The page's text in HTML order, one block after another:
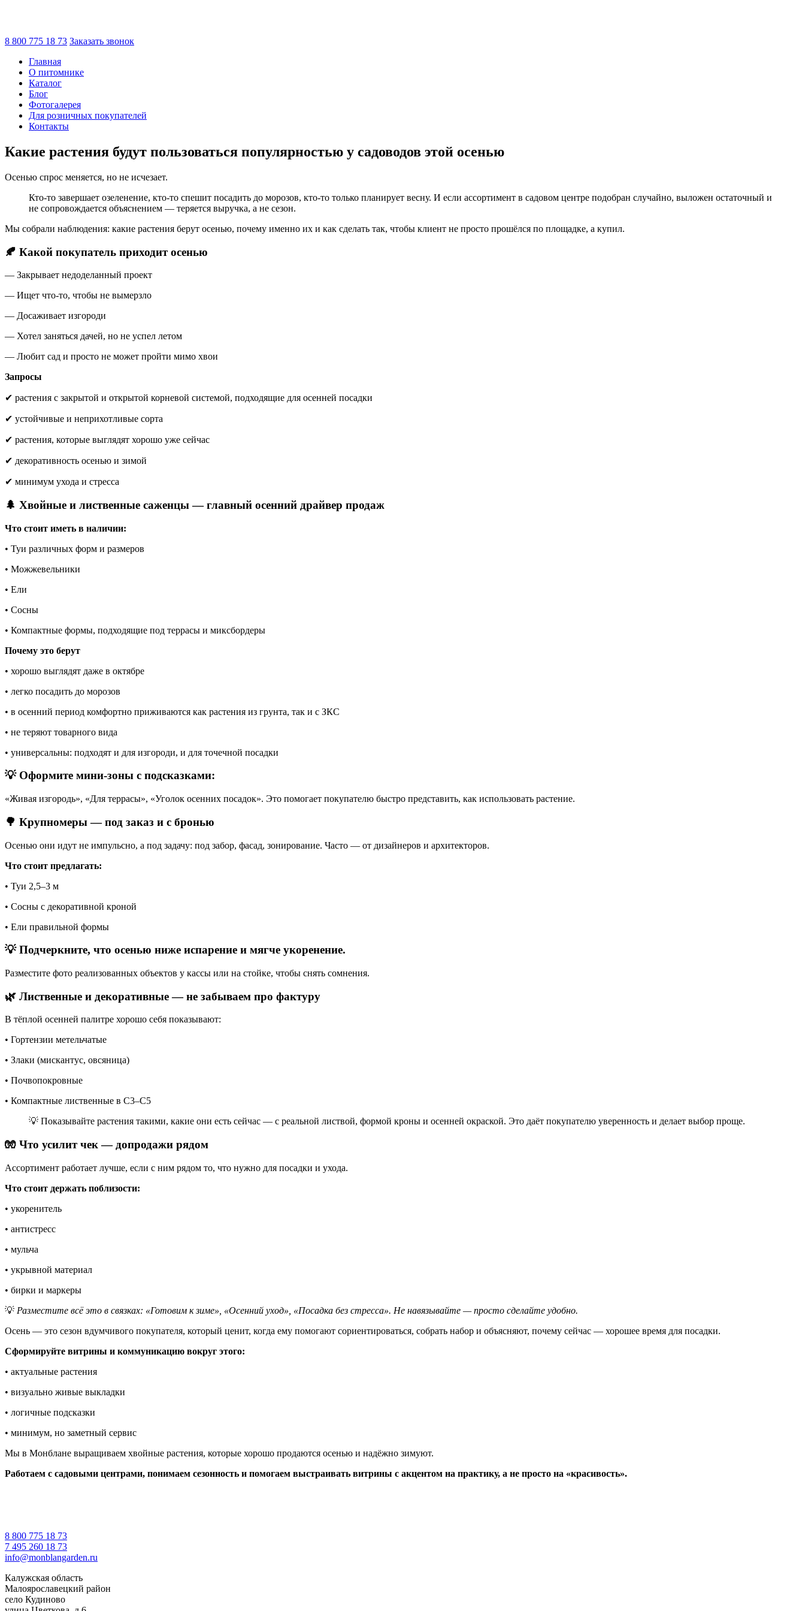
8 800 775 18 73 Заказать звонок
Главная
О питомнике
Каталог
Блог
Фотогалерея
Для розничных покупателей
Контакты
Какие растения будут пользоваться популярностью у садоводов этой осенью
Осенью спрос меняется, но не исчезает.
Кто-то завершает озеленение, кто-то спешит посадить до морозов, кто-то только планирует весну. И если ассортимент в садовом центре подобран случайно, выложен остаточный и
не сопровождается объяснением — теряется выручка, а не сезон.
Мы собрали наблюдения: какие растения берут осенью, почему именно их и как сделать так, чтобы клиент не просто прошёлся по площадке, а купил.
🍂 Какой покупатель приходит осенью
— Закрывает недоделанный проект
— Ищет что-то, чтобы не вымерзло
— Досаживает изгороди
— Хотел заняться дачей, но не успел летом
— Любит сад и просто не может пройти мимо хвои
Запросы
✔ растения с закрытой и открытой корневой системой, подходящие для осенней посадки
✔ устойчивые и неприхотливые сорта
✔ растения, которые выглядят хорошо уже сейчас
✔ декоративность осенью и зимой
✔ минимум ухода и стресса
🌲 Хвойные и лиственные саженцы — главный осенний драйвер продаж
Что стоит иметь в наличии:
• Туи различных форм и размеров
• Можжевельники
• Ели
• Сосны
• Компактные формы, подходящие под террасы и миксбордеры
Почему это берут
• хорошо выглядят даже в октябре
• легко посадить до морозов
• в осенний период комфортно приживаются как растения из грунта, так и с ЗКС
• не теряют товарного вида
• универсальны: подходят и для изгороди, и для точечной посадки
💡 Оформите мини-зоны с подсказками:
«Живая изгородь», «Для террасы», «Уголок осенних посадок». Это помогает покупателю быстро представить, как использовать растение.
🌳 Крупномеры — под заказ и с бронью
Осенью они идут не импульсно, а под задачу: под забор, фасад, зонирование. Часто — от дизайнеров и архитекторов.
Что стоит предлагать:
• Туи 2,5–3 м
• Сосны с декоративной кроной
• Ели правильной формы
💡 Подчеркните, что осенью ниже испарение и мягче укоренение.
Разместите фото реализованных объектов у кассы или на стойке, чтобы снять сомнения.
🌿 Лиственные и декоративные — не забываем про фактуру
В тёплой осенней палитре хорошо себя показывают:
• Гортензии метельчатые
• Злаки (мискантус, овсяница)
• Почвопокровные
• Компактные лиственные в C3–C5
💡 Показывайте растения такими, какие они есть сейчас — с реальной листвой, формой кроны и осенней окраской. Это даёт покупателю уверенность и делает выбор проще.
🧤 Что усилит чек — допродажи рядом
Ассортимент работает лучше, если с ним рядом то, что нужно для посадки и ухода.
Что стоит держать поблизости:
• укоренитель
• антистресс
• мульча
• укрывной материал
• бирки и маркеры
💡 Разместите всё это в связках: «Готовим к зиме», «Осенний уход», «Посадка без стресса». Не навязывайте — просто сделайте удобно.
Осень — это сезон вдумчивого покупателя, который ценит, когда ему помогают сориентироваться, собрать набор и объясняют, почему сейчас — хорошее время для посадки.
Сформируйте витрины и коммуникацию вокруг этого:
• актуальные растения
• визуально живые выкладки
• логичные подсказки
• минимум, но заметный сервис
Мы в Монблане выращиваем хвойные растения, которые хорошо продаются осенью и надёжно зимуют.
Работаем с садовыми центрами, понимаем сезонность и помогаем выстраивать витрины с акцентом на практику, а не просто на «красивость».
8 800 775 18 73
7 495 260 18 73
info@monblangarden.ru
Калужская область
Малоярославецкий район
село Кудиново